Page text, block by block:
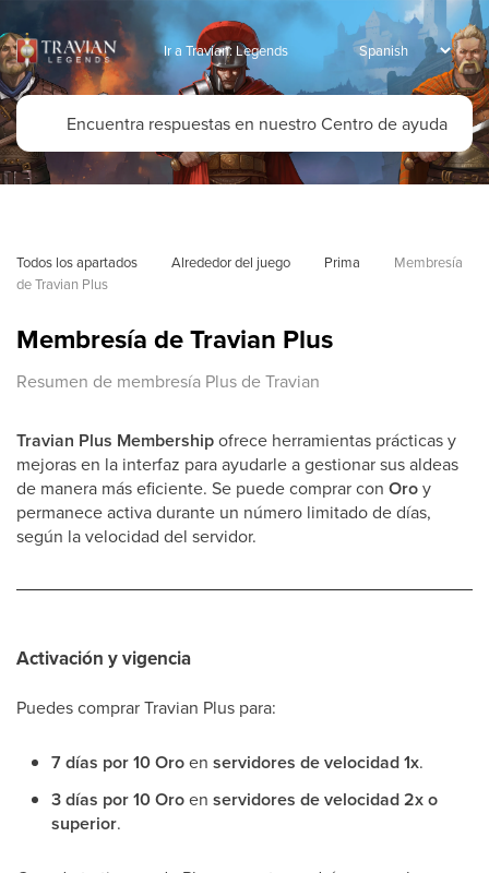
Ir a Travian: Legends
Todos los apartados Alrededor del juego Prima
Membresía
de Travian Plus
Membresía de Travian Plus
Resumen de membresía Plus de Travian
Travian Plus Membershipofrece herramientas prácticas y
mejoras en la interfaz para ayudarle a gestionar sus aldeas
de manera más eficiente. Se puede comprar con Oroy
permanece activa durante un número limitado de días,
según la velocidad del servidor.
Activación y vigencia
Puedes comprar Travian Plus para:
7 días por 10 Oroen servidores de velocidad 1x.
3 días por 10 Oroen servidores de velocidad 2x o
superior.